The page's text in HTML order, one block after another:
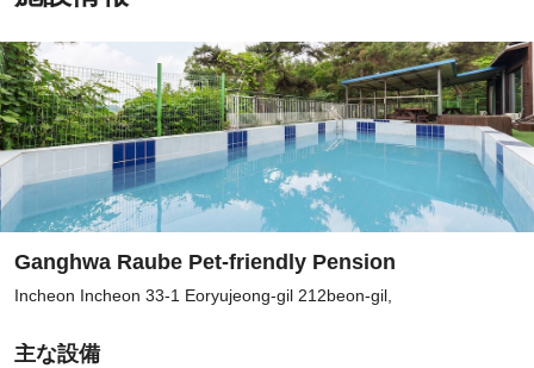
Ganghwa Raube Pet-friendly Pension
Incheon Incheon 33-1 Eoryujeong-gil 212beon-gil,
主な設備